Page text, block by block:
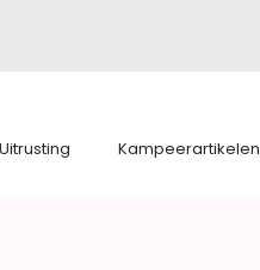
Uitrusting Kampeerartikelen